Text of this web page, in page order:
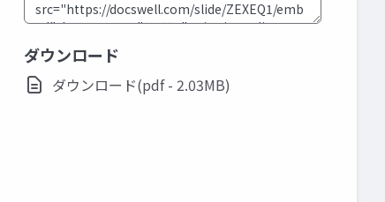
ダウンロード
ダウンロード(pdf - 2.03MB)